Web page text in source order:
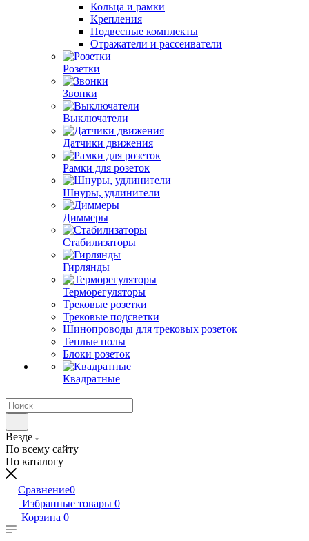
Кольца и рамки
Крепления
Подвесные комплекты
Отражатели и рассеиватели
Розетки
Звонки
Выключатели
Датчики движения
Рамки для розеток
Шнуры, удлинители
Диммеры
Стабилизаторы
Гирлянды
Терморегуляторы
Трековые розетки
Трековые подсветки
Шинопроводы для трековых розеток
Теплые полы
Блоки розеток
Квадратные
Везде
По всему сайту
По каталогу
Сравнение0
Избранные товары 0
Корзина 0